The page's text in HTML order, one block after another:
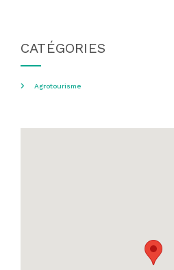
CATÉGORIES
Agrotourisme